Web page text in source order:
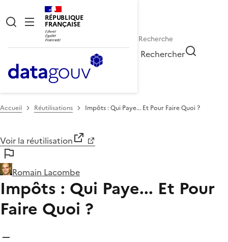
RÉPUBLIQUE
FRANÇAISE
Rechercher
Accueil Réutilisations Impôts : Qui Paye... Et Pour Faire Quoi ?
Voir la réutilisation
Romain Lacombe
Impôts : Qui Paye... Et Pour
Faire Quoi ?